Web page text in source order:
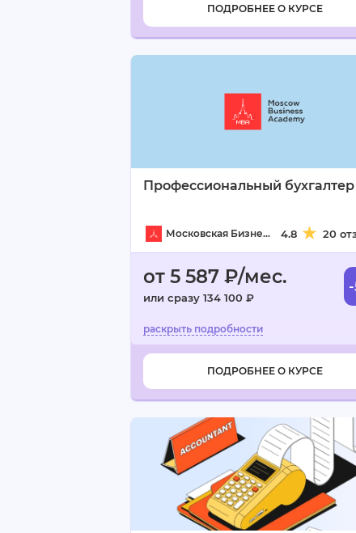
ПОДРОБНЕЕ О КУРСЕ
Профессиональный бухгалтер
Московская Бизнес Академия 4.8 20
от 5 587 ₽/мес.
или сразу 134 100 ₽
ПОДРОБНЕЕ О КУРСЕ